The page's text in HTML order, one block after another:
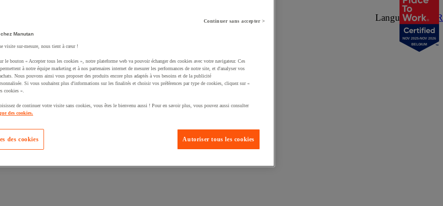
Langue :NL/ FR
un produit à votre panier :
NOV 2025-NOV 2026
BELGIUM
Continuer sans accepter >
Manutan
visite sur-mesure, nous tient à cœur !
le bouton « Accepter tous les cookies », notre plateforme web va pouvoir échanger des cookies avec votre navigateur. Ces
à notre équipe marketing et à nos partenaires internet de mesurer les performances de notre site, et d'analyser vos
Nous pouvons ainsi vous proposer des produits encore plus adaptés à vos besoins et de la publicité
Si vous souhaitez plus d'informations sur les finalités et choisir vos préférences par type de cookies, cliquez sur «
cookies ».
de continuer votre visite sans cookies, vous êtes le bienvenu aussi ! Pour en savoir plus, vous pouvez aussi consulter
des cookies.
Autoriser tous les cookies
des cookies